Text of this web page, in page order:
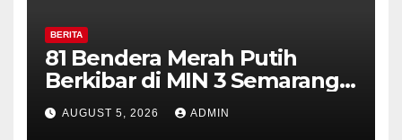
BERITA
81 Bendera Merah Putih
Berkibar di MIN 3 Semarang,
Bhabinkamtibmas Desa
Timpik Hadiri Peringatan
AUGUST 5, 2026 ADMIN